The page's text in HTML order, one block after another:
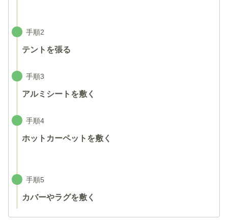
手順2
テントを張る
手順3
アルミシートを敷く
手順4
ホットカーペットを敷く
手順5
カバーやラグを敷く